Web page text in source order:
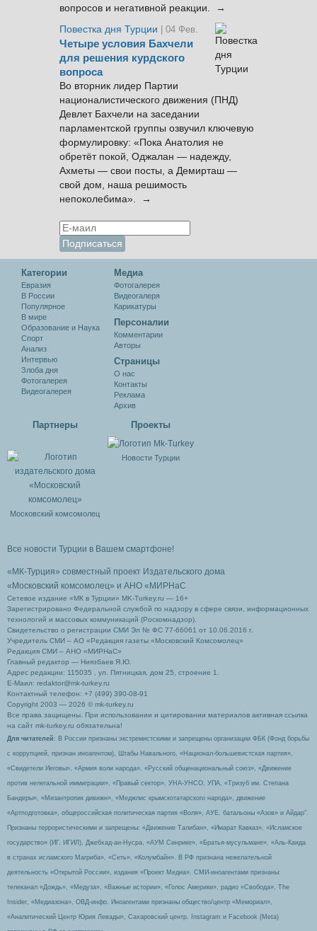
вопросов и негативной реакции. →
Повестка дня Турции
| 04 Фев.
Четыре условия Бахчели
для решения курдского
вопроса
Во вторник лидер Партии
националистического движения (ПНД)
Девлет Бахчели на заседании
парламентской группы озвучил ключевую
формулировку: «Пока Анатолия не
обретёт покой, Оджалан — надежду,
Ахметы — свои посты, а Демирташ —
свой дом, наша решимость
непоколебима». →
Категории
Евразия
В России
Популярное
В мире
Образование и Наука
Спорт
Анализ
Интервью
Злоба дня
Фотогалерея
Видеогалерея
Медиа
Фотогалерея
Видеогалеря
Карикатуры
Персоналии
Комментарии
Авторы
Cтраницы
О нас
Контакты
Реклама
Архив
Партнеры
Московский комсомолец
Проекты
Новости Турции
Все новости Турции в Вашем смартфоне!
«МК-Турция» совместный проект Издательского дома
«Московский комсомолец» и АНО «МИРНаС
Сетевое издание «МК в Турции» MK-Turkey.ru — 16+
Зарегистрировано Федеральной службой по надзору в сфере связи, информационных
технологий и массовых коммуникаций (Роскомнадзор).
Свидетельство о регистрации СМИ Эл № ФС 77-66061 от 10.06.2016 г.
Учредитель СМИ – АО «Редакция газеты «Московский Комсомолец»
Редакция СМИ – АНО «МИРНаС»
Главный редактор — Ниязбаев Я.Ю.
Адрес редакции: 115035 , ул. Пятницкая, дом 25, строение 1.
Е-Маил: redaktor@mk-turkey.ru
Контактный телефон: +7 (499) 390-08-91
Copyright 2003 — 2026 © mk-turkey.ru
Все права защищены. При использовании и цитировании материалов активная ссылка
на сайт mk-turkey.ru обязательна!
Для читателей : В России признаны экстремистскими и запрещены организации ФБК (Фонд борьбы
с коррупцией, признан иноагентом), Штабы Навального, «Национал-большевистская партия»,
«Свидетели Иеговы», «Армия воли народа», «Русский общенациональный союз», «Движение
против нелегальной иммиграции», «Правый сектор», УНА-УНСО, УПА, «Тризуб им. Степана
Бандеры», «Мизантропик дивижн», «Меджлис крымскотатарского народа», движение
«Артподготовка», общероссийская политическая партия «Воля», АУЕ, батальоны «Азов» и Айдар″.
Признаны террористическими и запрещены: «Движение Талибан», «Имарат Кавказ», «Исламское
государство» (ИГ, ИГИЛ), Джебхад-ан-Нусра, «АУМ Синрике», «Братья-мусульмане», «Аль-Каида
в странах исламского Магриба», «Сеть», «Колумбайн». В РФ признана нежелательной
деятельность «Открытой России», издания «Проект Медиа». СМИ-иноагентами признаны:
телеканал «Дождь», «Медуза», «Важные истории», «Голос Америки», радио «Свобода», The
Insider, «Медиазона», ОВД-инфо. Иноагентами признаны общество/центр «Мемориал»,
«Аналитический Центр Юрия Левады», Сахаровский центр. Instagram и Facebook (Metа)